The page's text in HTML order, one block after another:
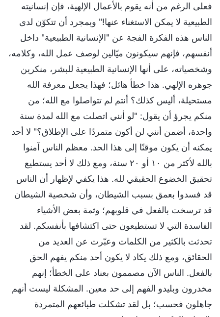
فعلى الرغم من أنه يقوم بالأعمال الإلهية، فإن إنسانيته
الطبيعية لا يمكن الاستغناء عنها!" وبمجرد أن تتكوّن لدى
الناس هذه الفكرة الفجة عن "الإنسانية الطبيعية" داخل
أنفسهم، فإنهم سيكونون ميّالين لوصف عمل الله، وكلامه،
وشخصياته، على أنها الإنسانية الطبيعية للبشر، منكرين
جوهره الإلهي. هذا خطأ هائل؛ فهذا يجعل معرفة الله
مستحيلة، أليس كذلك؟ أنتم لم تتواصلوا مع الله؛ من
منكم يجرؤ أن يقول: "لو أنني اتصلت مع الله لمدة سنة
واحدة، أضمن أنني لن أكون متمردًا على الإطلاق؟" لا أحد
يمكنه أن يكون موقنًا إلى هذا الحد. معظم الناس آمنوا
بالله لأكثر من ١٠ أو ٢٠ سنة، ومع ذلك لا أحد يستطيع
تحقيق الخضوع الحقيقي لله. هذا يكفي لإظهار أن الناس
قد فسدوا بعمق بسبب الشيطان، وأن شخصية الشيطان
قد ترسخت بالفعل في قلوبهم؛ وثمة بعض الأشياء
الفاسدة التي لا تستطيعون حتى اكتشافها بأنفسكم. لقد
تحدثت بالكثير من الكلمات وعبّرت عن العديد من
الحقائق، ومع ذلك يكاد لا يكون أحد منكم يفهم الحق
بالفعل. الناس الآن مصممون بعناد على الخطأ؛ إنهم
مخدرون وبليدو الفهم إلى حد معين. المشكلة ليست أنهم
جاهلون فحسب؛ بل لقد تشكلت طبائعهم المتمردة